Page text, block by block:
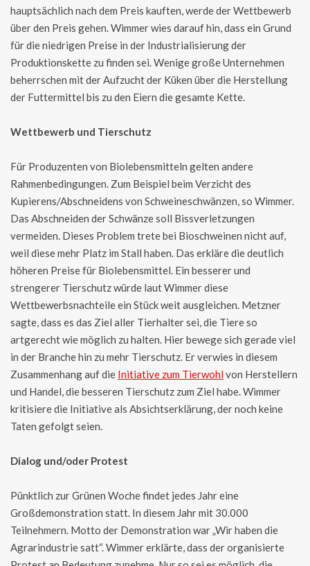
hauptsächlich nach dem Preis kauften, werde der Wettbewerb
über den Preis gehen. Wimmer wies darauf hin, dass ein Grund
für die niedrigen Preise in der Industrialisierung der
Produktionskette zu finden sei. Wenige große Unternehmen
beherrschen mit der Aufzucht der Küken über die Herstellung
der Futtermittel bis zu den Eiern die gesamte Kette.
Wettbewerb und Tierschutz
Für Produzenten von Biolebensmitteln gelten andere
Rahmenbedingungen. Zum Beispiel beim Verzicht des
Kupierens/Abschneidens von Schweineschwänzen, so Wimmer.
Das Abschneiden der Schwänze soll Bissverletzungen
vermeiden. Dieses Problem trete bei Bioschweinen nicht auf,
weil diese mehr Platz im Stall haben. Das erkläre die deutlich
höheren Preise für Biolebensmittel. Ein besserer und
strengerer Tierschutz würde laut Wimmer diese
Wettbewerbsnachteile ein Stück weit ausgleichen. Metzner
sagte, dass es das Ziel aller Tierhalter sei, die Tiere so
artgerecht wie möglich zu halten. Hier bewege sich gerade viel
in der Branche hin zu mehr Tierschutz. Er verwies in diesem
Zusammenhang auf die Initiative zum Tierwohl von Herstellern
und Handel, die besseren Tierschutz zum Ziel habe. Wimmer
kritisiere die Initiative als Absichtserklärung, der noch keine
Taten gefolgt seien.
Dialog und/oder Protest
Pünktlich zur Grünen Woche findet jedes Jahr eine
Großdemonstration statt. In diesem Jahr mit 30.000
Teilnehmern. Motto der Demonstration war „Wir haben die
Agrarindustrie satt“. Wimmer erklärte, dass der organisierte